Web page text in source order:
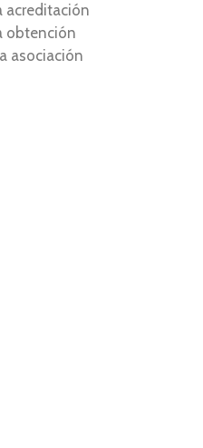
acreditación
obtención
asociación